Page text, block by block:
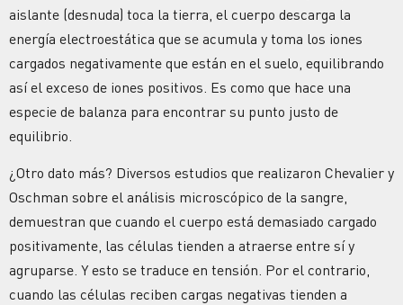
aislante (desnuda) toca la tierra, el cuerpo descarga la
energía electroestática que se acumula y toma los iones
cargados negativamente que están en el suelo, equilibrando
así el exceso de iones positivos. Es como que hace una
especie de balanza para encontrar su punto justo de
equilibrio.
¿Otro dato más? Diversos estudios que realizaron Chevalier y
Oschman sobre el análisis microscópico de la sangre,
demuestran que cuando el cuerpo está demasiado cargado
positivamente, las células tienden a atraerse entre sí y
agruparse. Y esto se traduce en tensión. Por el contrario,
cuando las células reciben cargas negativas tienden a